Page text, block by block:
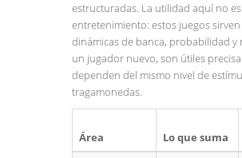
estructuradas. La utilidad aquí no
entretenimiento: estos juegos
dinámicas de banca, probabilidad y
un jugador nuevo, son útiles
dependen del mismo nivel de
tragamonedas.
Área Lo que suma